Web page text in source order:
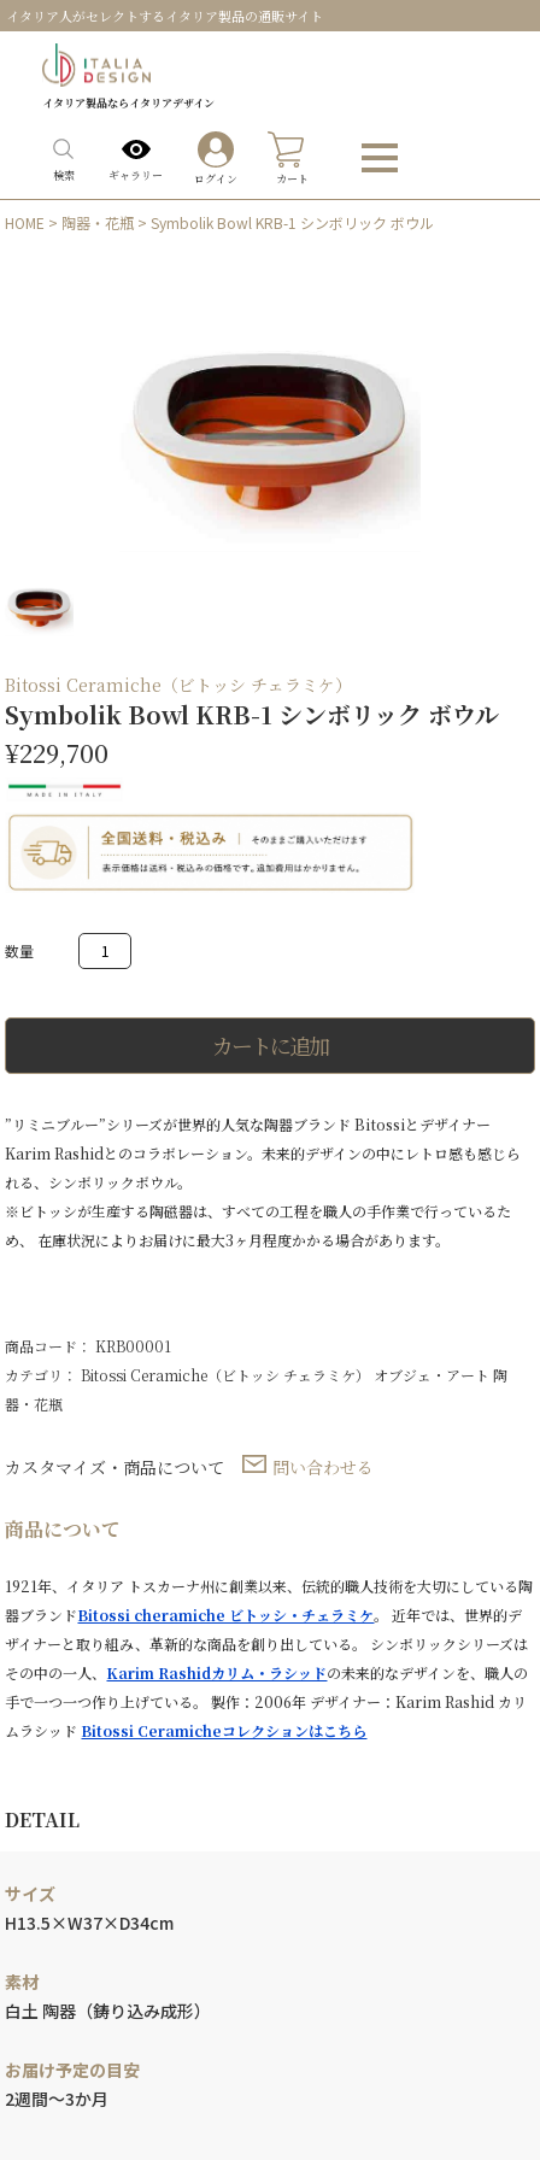
イタリア人がセレクトするイタリア製品の通販サイト
イタリア製品ならイタリアデザイン
検索 ギャラリー ログイン カート
HOME > 陶器・花瓶 > Symbolik Bowl KRB-1 シンボリック ボウル
Bitossi Ceramiche（ビトッシ チェラミケ）
Symbolik Bowl KRB-1 シンボリック ボウル
¥229,700
Symbolik
Bowl
KRB-
リ
ボ
ウ
ル
個
カートに追加
”リミニブルー”シリーズが世界的人気な陶器ブランド Bitossiとデザイナー
Karim Rashidとのコラボレーション。未来的デザインの中にレトロ感も感じら
れる、シンボリックボウル。
※ビトッシが生産する陶磁器は、すべての工程を職人の手作業で行っているた
め、 在庫状況によりお届けに最大3ヶ月程度かかる場合があります。
商品コード： KRB00001
カテゴリ：Bitossi Ceramiche（ビトッシ チェラミケ） オブジェ・アート 陶
器・花瓶
カスタマイズ・商品について 問い合わせる
商品について
1921年、イタリア トスカーナ州に創業以来、伝統的職人技術を大切にしている陶
器ブランドBitossi cheramiche ビトッシ・チェラミケ。 近年では、世界的デ
ザイナーと取り組み、革新的な商品を創り出している。 シンボリックシリーズは
その中の一人、 Karim Rashidカリム・ラシッドの未来的なデザインを、職人の
手で一つ一つ作り上げている。 製作：2006年 デザイナー：Karim Rashid カリ
ムラシッド Bitossi Ceramicheコレクションはこちら
DETAIL
サイズ
H13.5×W37×D34cm
素材
白土 陶器（鋳り込み成形）
お届け予定の目安
2週間～3か月